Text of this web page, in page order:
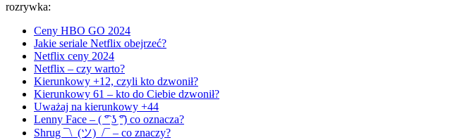
rozrywka:
Ceny HBO GO 2024
Jakie seriale Netflix obejrzeć?
Netflix ceny 2024
Netflix – czy warto?
Kierunkowy +12, czyli kto dzwonił?
Kierunkowy 61 – kto do Ciebie dzwonił?
Uważaj na kierunkowy +44
Lenny Face – ( ͡° ͜ʖ ͡°) co oznacza?
Shrug ¯\_(ツ)_/¯ – co znaczy?